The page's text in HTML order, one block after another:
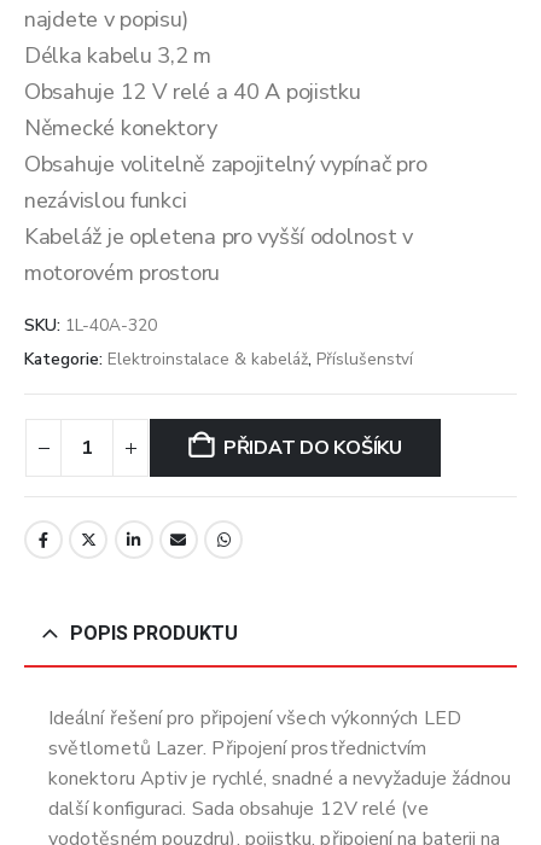
najdete v popisu)
Délka kabelu 3,2 m
Obsahuje 12 V relé a 40 A pojistku
Německé konektory
Obsahuje volitelně zapojitelný vypínač pro
nezávislou funkci
Kabeláž je opletena pro vyšší odolnost v
motorovém prostoru
SKU: 1L-40A-320
Kategorie: Elektroinstalace & kabeláž, Příslušenství
PŘIDAT DO KOŠÍKU
POPIS PRODUKTU
Ideální řešení pro připojení všech výkonných LED
světlometů Lazer. Připojení prostřednictvím
konektoru Aptiv je rychlé, snadné a nevyžaduje žádnou
další konfiguraci. Sada obsahuje 12V relé (ve
vodotěsném pouzdru), pojistku, připojení na baterii na